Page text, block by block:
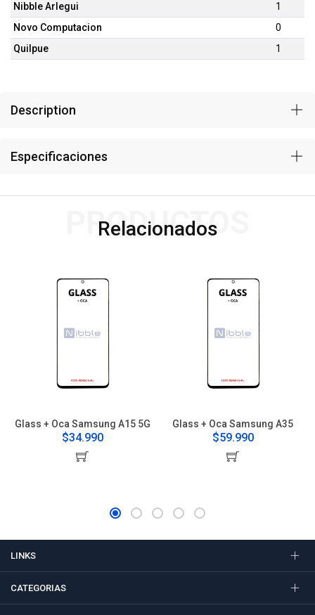
Nibble Arlegui
1
Novo Computacion
0
Quilpue
1
Description
Especificaciones
Relacionados
PRODUCTOS
Glass + Oca Samsung A15 5G
$34.990
Glass + Oca Samsung A35
$59.990
LINKS
CATEGORIAS